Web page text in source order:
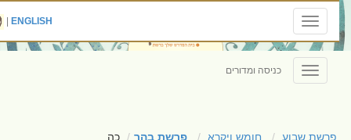
Toggle
navigation
ENGLISH
|
Toggle
navigation
כניסה ומדורים
פרשת שבוע חומש ויקרא פרשת בהר כה